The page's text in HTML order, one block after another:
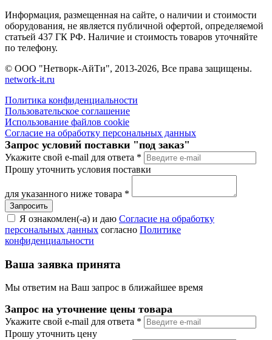
Информация, размещенная на сайте, о наличии и стоимости
оборудования, не является публичной офертой, определяемой
статьей 437 ГК РФ. Наличие и стоимость товаров уточняйте
по телефону.
© ООО "Нетворк-АйТи", 2013-2026, Все права защищены.
network-it.ru
Политика конфиденциальности
Пользовательское соглашение
Использование файлов cookie
Согласие на обработку персональных данных
Запрос условий поставки "под заказ"
Укажите свой e-mail для ответа *
Прошу уточнить условия поставки
для указанного ниже товара *
Я ознакомлен(-а) и даю Согласие на обработку
персональных данных согласно Политике
конфиденциальности
Ваша заявка принята
Мы ответим на Ваш запрос в ближайшее время
Запрос на уточнение цены товара
Укажите свой e-mail для ответа *
Прошу уточнить цену